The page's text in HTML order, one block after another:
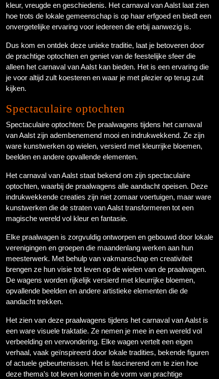
kleur, vreugde en geschiedenis. Het carnaval van Aalst laat zien
hoe trots de lokale gemeenschap is op haar erfgoed en biedt een
onvergetelijke ervaring voor iedereen die erbij aanwezig is.
Dus kom en ontdek deze unieke traditie, laat je betoveren door
de prachtige optochten en geniet van de feestelijke sfeer die
alleen het carnaval van Aalst kan bieden. Het is een ervaring die
je voor altijd zult koesteren en waar je met plezier op terug zult
kijken.
Spectaculaire optochten
Spectaculaire optochten: De praalwagens tijdens het carnaval
van Aalst zijn adembenemend mooi en indrukwekkend. Ze zijn
ware kunstwerken op wielen, versierd met kleurrijke bloemen,
beelden en andere opvallende elementen.
Het carnaval van Aalst staat bekend om zijn spectaculaire
optochten, waarbij de praalwagens alle aandacht opeisen. Deze
indrukwekkende creaties zijn niet zomaar voertuigen, maar ware
kunstwerken die de straten van Aalst transformeren tot een
magische wereld vol kleur en fantasie.
Elke praalwagen is zorgvuldig ontworpen en gebouwd door lokale
verenigingen en groepen die maandenlang werken aan hun
meesterwerk. Met behulp van vakmanschap en creativiteit
brengen ze hun visie tot leven op de wielen van de praalwagen.
De wagens worden rijkelijk versierd met kleurrijke bloemen,
opvallende beelden en andere artistieke elementen die de
aandacht trekken.
Het zien van deze praalwagens tijdens het carnaval van Aalst is
een ware visuele traktatie. Ze nemen je mee in een wereld vol
verbeelding en verwondering. Elke wagen vertelt een eigen
verhaal, vaak geïnspireerd door lokale tradities, bekende figuren
of actuele gebeurtenissen. Het is fascinerend om te zien hoe
deze thema’s tot leven komen in de vorm van prachtige